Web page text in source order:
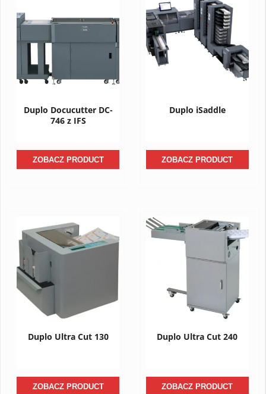
Duplo Docucutter DC-
746 z IFS
ZOBACZ PRODUCT
Duplo iSaddle
ZOBACZ PRODUCT
Duplo Ultra Cut 130
ZOBACZ PRODUCT
Duplo Ultra Cut 240
ZOBACZ PRODUCT